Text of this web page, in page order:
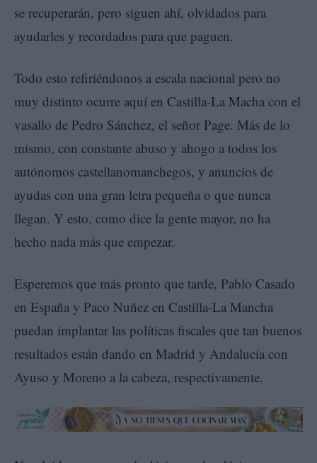
se recuperarán, pero siguen ahí, olvidados para
ayudarles y recordados para que paguen.
Todo esto refiriéndonos a escala nacional pero no
muy distinto ocurre aquí en Castilla-La Macha con el
vasallo de Pedro Sánchez, el señor Page. Más de lo
mismo, con constante abuso y ahogo a todos los
autónomos castellanomanchegos, y anuncios de
ayudas con una gran letra pequeña o que nunca
llegan. Y esto, como dice la gente mayor, no ha
hecho nada más que empezar.
Esperemos que más pronto que tarde, Pablo Casado
en España y Paco Nuñez en Castilla-La Mancha
puedan implantar las políticas fiscales que tan buenos
resultados están dando en Madrid y Andalucía con
Ayuso y Moreno a la cabeza, respectivamente.